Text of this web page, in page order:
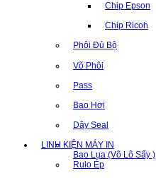
Chip Epson
Chip Ricoh
Phôi Đủ Bộ
Võ Phôi
Pass
Bao Hơi
Dây Seal
LINH KIỆN MÁY IN
Bao Lụa (Võ Lô Sấy )
Rulo Ép